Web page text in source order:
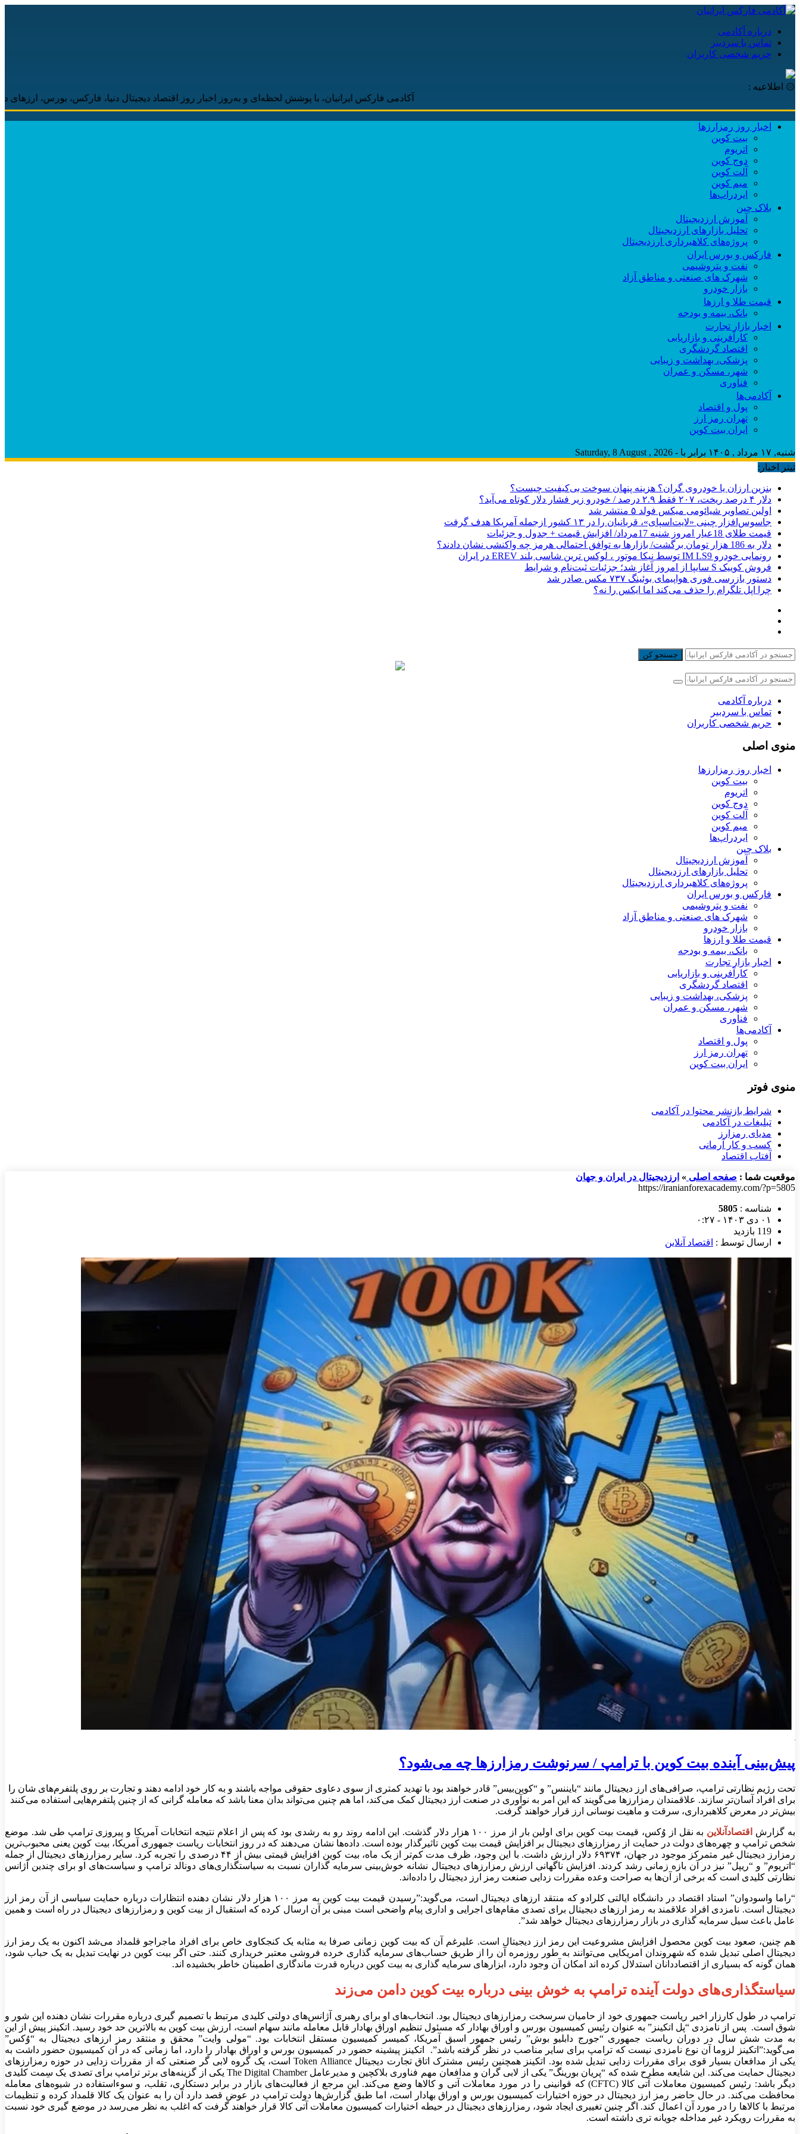
درباره آکادمی
تماس با سردبیر
حریم شخصی کاربران
۞ اطلاعیه :
آکادمی فارکس ایرانیان، با پوشش لحظه‌ای و به‌روز اخبار روز اقتصاد دیجیتال دنیا، فارکس، بورس، ارزهای دیجیتال همراه
اخبار روز رمزارزها
بیت کوین
اتریوم
دوج کوین
آلت کوین
میم کوین‌
ایردراپ‌ها
بلاک چین
آموزش ارزدیجیتال
تحلیل بازارهای ارزدیجیتال
پروژه‌های کلاهبرداری ارزدیجیتال
فارکس و بورس ایران
نفت و پتروشیمی
شهرک های صنعتی و مناطق آزاد
بازار خودرو
قیمت طلا و ارزها
بانک، بیمه و بودجه
اخبار بازار تجارت
کارآفرینی و بازاریابی
اقتصاد گردشگری
پزشکی، بهداشت و زیبایی
شهر، مسکن و عمران
فناوری
آکادمی‌ها
پول و اقتصاد
تهران رمز ارز
ایران بیت کوین
شنبه, ۱۷ مرداد , ۱۴۰۵ برابر با - Saturday, 8 August , 2026
تیتر اخبار:
بنزین ارزان یا خودروی گران؟ هزینه پنهان سوخت بی‌کیفیت چیست؟
دلار ۴ درصد ریخت، ۲۰۷ فقط ۲.۹ درصد / خودرو زیر فشار دلار کوتاه می‌آید؟
اولین تصاویر شیائومی میکس فولد ۵ منتشر شد
جاسوس‌افزار چینی «لایت‌اسپای»، قربانیان را در ۱۳ کشور ازجمله آمریکا هدف گرفت
قیمت طلای 18عیار امروز شنبه 17مرداد/ افزایش قیمت + جدول و جزئیات
دلار به 186 هزار تومان برگشت/ بازارها به توافق احتمالی هرمز چه واکنشی نشان دادند؟
رونمایی خودرو IM LS9 توسط نیکا موتور ، لوکس ترین شاسی بلند EREV در ایران
فروش کوییک S سایپا از امروز آغاز شد؛ جزئیات ثبت‌نام و شرایط
دستور بازرسی فوری هواپیمای بوئینگ ۷۳۷ مکس صادر شد
چرا اپل تلگرام را حذف می‌کند اما ایکس را نه؟
جستجو کن
درباره آکادمی
تماس با سردبیر
حریم شخصی کاربران
منوی اصلی
اخبار روز رمزارزها
بیت کوین
اتریوم
دوج کوین
آلت کوین
میم کوین‌
ایردراپ‌ها
بلاک چین
آموزش ارزدیجیتال
تحلیل بازارهای ارزدیجیتال
پروژه‌های کلاهبرداری ارزدیجیتال
فارکس و بورس ایران
نفت و پتروشیمی
شهرک های صنعتی و مناطق آزاد
بازار خودرو
قیمت طلا و ارزها
بانک، بیمه و بودجه
اخبار بازار تجارت
کارآفرینی و بازاریابی
اقتصاد گردشگری
پزشکی، بهداشت و زیبایی
شهر، مسکن و عمران
فناوری
آکادمی‌ها
پول و اقتصاد
تهران رمز ارز
ایران بیت کوین
منوی فوتر
شرایط بازنشر محتوا در آکادمی
تبلیغات در آکادمی
مدیای رمزارز
کسب و کار آرمانی
آفتاب اقتصاد
موقعیت شما : صفحه اصلی » ارزدیجیتال در ایران و جهان
https://iranianforexacademy.com/?p=5805
شناسه : 5805
۰۱ دی ۱۴۰۳ - ۰:۲۷
119 بازدید
ارسال توسط : اقتصاد آنلاین
پیش‌بینی آینده بیت کوین با ترامپ / سرنوشت رمزارزها چه می‌شود؟
تحت رژیم نظارتی ترامپ، صرافی‌های ارز‌ دیجیتال مانند “بایننس” و “کوین‌بیس” قادر خواهند بود با تهدید کمتری از سوی دعاوی حقوقی مواجه باشند و به کار خود ادامه دهند و تجارت بر روی پلتفرم‌های شان را
برای افراد آسان‌تر سازند. علاقمندان رمزارزها می‌گویند که این امر به نوآوری در صنعت ارز دیجیتال کمک می‌کند، اما هم چنین می‌تواند بدان معنا باشد که معامله گرانی که از چنین پلتفرم‌هایی استفاده می‌کنند
بیش‌تر در معرض کلاهبرداری، سرقت و ماهیت نوسانی ارز قرار خواهند گرفت.
به گزارش اقتصادآنلاین
به نقل از وُکس، قیمت بیت کوین برای اولین بار از مرز ۱۰۰ هزار دلار گذشت. این ادامه روند رو به رشدی بود که پس از اعلام نتیجه انتخابات آمریکا و پیروزی ترامپ طی شد. موضع
شخص ترامپ و چهره‌های دولت در حمایت از رمزارز‌های دیجیتال بر افزایش قیمت بیت کوین تاثیرگذار بوده است. داده‌ها نشان می‌دهند که در روز انتخابات ریاست جمهوری آمریکا، بیت کوین یعنی محبوب‌ترین
رمزارز دیجیتال غیر متمرکز موجود در جهان، ۶۹۳۷۴ دلار ارزش داشت. با این وجود، ظرف مدت کم‌تر از یک ماه، بیت کوین افزایش قیمتی بیش از ۴۴ درصدی را تجربه کرد. سایر رمزارز‌های دیجیتال از جمله
“اتریوم” و “ریپل” نیز در آن بازه زمانی رشد کردند. افزایش ناگهانی ارزش رمزارز‌های دیجیتال نشانه خوش‌بینی سرمایه گذاران نسبت به سیاستگذاری‌های دونالد ترامپ و سیاست‌های او برای چندین آژانس
نظارتی کلیدی است که برخی از آن‌ها به صراحت وعده مقررات زدایی صنعت رمز ارز دیجیتال را داده‌اند.
“راما واسودوان” استاد اقتصاد در دانشگاه ایالتی کلرادو که منتقد ارز‌های دیجیتال است، می‌گوید:”رسیدن قیمت بیت کوین به مرز ۱۰۰ هزار دلار نشان دهنده انتظارات درباره حمایت سیاسی از آن رمز ارز
دیجیتال است. نامزدی افراد علاقمند به رمز ارز‌های دیجیتال برای تصدی مقام‌های اجرایی و اداری پیام واضحی است مبنی بر آن ارسال کرده که استقبال از بیت کوین و رمزارز‌های دیجیتال در راه است و همین
عامل باعث سیل سرمایه گذاری در بازار رمزارز‌های دیجیتال خواهد شد”.
هم چنین، صعود بیت کوین محصول افزایش مشروعیت این رمز ارز دیجیتال است. علیرغم آن که بیت کوین زمانی صرفا به مثابه یک کنجکاوی خاص برای افراد ماجراجو قلمداد می‌شد اکنون به یک رمز ارز
دیجیتال اصلی تبدیل شده که شهروندان امریکایی می‌توانند به طور روزمره آن را از طریق حساب‌های سرمایه گذاری خرده فروشی معتبر خریداری کنند. حتی اگر بیت کوین در نهایت تبدیل به یک حباب شود،
همان گونه که بسیاری از اقتصاددانان استدلال کرده اند امکان آن وجود دارد، ابزار‌های سرمایه گذاری به بیت کوین درباره قدرت ماندگاری اطمینان خاطر بخشیده اند.
سیاستگذاری‌های دولت آینده ترامپ به خوش بینی درباره بیت کوین دامن می‌زند
ترامپ در طول کارزار اخیر ریاست جمهوری خود از حامیان سرسخت رمزارز‌های دیجیتال بود. انتخاب‌های او برای رهبری آژانس‌های دولتی کلیدی مرتبط با تصمیم گیری درباره مقررات نشان دهنده این شور و
شوق است. پس از نامزدی “پل اتکینز” به عنوان رئیس کمیسیون بورس و اوراق بهادار که مسئول تنظیم اوراق بهادار قابل معامله مانند سهام است، ارزش بیت کوین به بالاترین حد خود رسید. اتکینز پیش از این
به مدت شش سال در دوران ریاست جمهوری “جورج دابلیو بوش” رئیس جمهور اسبق آمریکا، کمیسر کمیسیون مستقل انتخابات بود. “مولی وایت” محقق و منتقد رمز ارز‌های دیجیتال به “وُکس”
می‌گوید:”اتکینز لزوما آن نوع نامزدی نیست که ترامپ برای سایر مناصب در نظر گرفته باشد”. اتکینز پیشینه حضور در کمیسیون بورس و اوراق بهادار را دارد، اما زمانی که در آن کمیسیون حضور داشت به
یکی از مدافعان بسیار قوی برای مقررات زدایی تبدیل شده بود. اتکینز همچنین رئیس مشترک اتاق تجارت دیجیتال Token Alliance است، یک گروه لابی گر صنعتی که از مقررات زدایی در حوزه رمزارز‌های
دیجیتال حمایت می‌کند. این شایعه مطرح شده که “پریان بورینگ” یکی از لابی گران و مدافعان مهم فناوری بلاکچین و مدیرعامل The Digital Chamber یکی از گزینه‌های برتر ترامپ برای تصدی یک سِمت کلیدی
دیگر باشد: رئیس کمیسیون معاملات آتی کالا (CFTC) که قوانینی را در مورد معاملات آتی و کالا‌ها وضع می‌کند. این مرجع از فعالیت‌های بازار در برابر دستکاری، تقلب، و سوءاستفاده در شیوه‌های معامله
محافظت می‌کند. در حال حاضر رمز ارز دیجیتال در حوزه اختیارات کمیسیون بورس و اوراق بهادار است، اما طبق گزارش‌ها دولت ترامپ در عوض قصد دارد آن را به عنوان یک کالا قلمداد کرده و تنظیمات
مرتبط با کالا‌ها را در مورد آن اعمال کند. اگر چنین تغییری ایجاد شود، رمزارز‌های دیجیتال در حیطه اختیارات کمیسیون معاملات آتی کالا قرار خواهند گرفت که اغلب به نظر می‌رسد در موضع گیری خود نسبت
به مقررات رویکرد غیر مداخله جویانه تری داشته است.